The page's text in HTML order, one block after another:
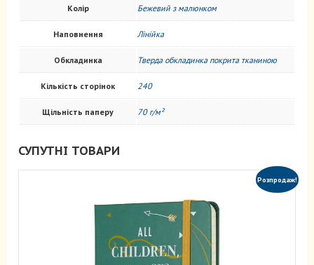
Колір Бежевий з малюнком
Наповнення Лінійка
Обкладинка Тверда обкладинка покрита тканиною
Кількість сторінок 240
Щільність паперу 70 г/м²
СУПУТНІ ТОВАРИ
Розпродаж!